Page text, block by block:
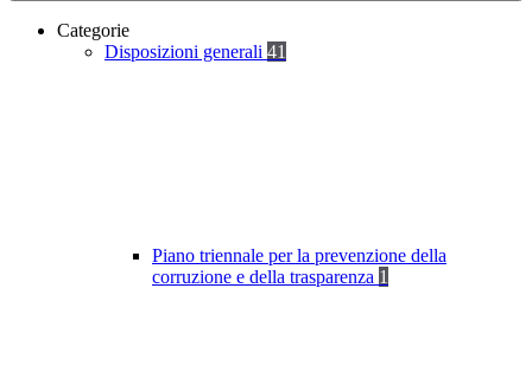
Categorie
Disposizioni generali 41
Piano triennale per la prevenzione della
corruzione e della trasparenza 1